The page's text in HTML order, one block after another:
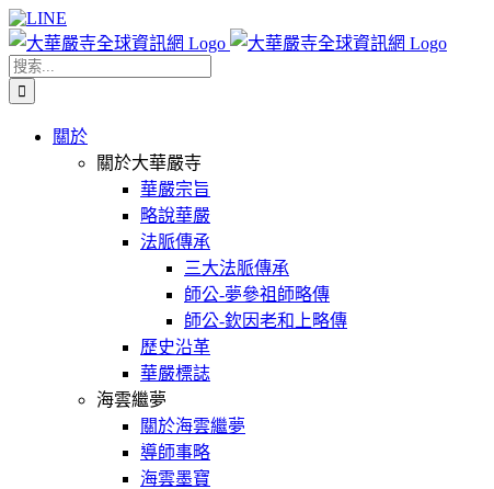
Skip
to
content
Facebook
X
WeChat
YouTube
LINE
搜
索
關於
關於大華嚴寺
華嚴宗旨
略說華嚴
法脈傳承
三大法脈傳承
師公-夢參祖師略傳
師公-欽因老和上略傳
歷史沿革
華嚴標誌
海雲繼夢
關於海雲繼夢
導師事略
海雲墨寶